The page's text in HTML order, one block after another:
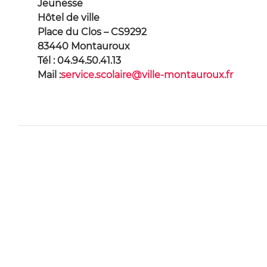
Jeunesse
Hôtel de ville
Place du Clos – CS9292
83440 Montauroux
Tél : 04.94.50.41.13
Mail :service.scolaire@ville-montauroux.fr